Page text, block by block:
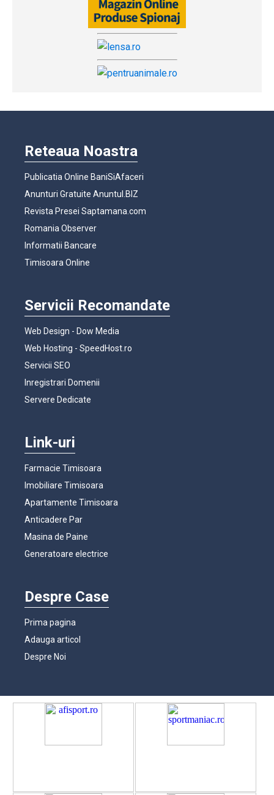
Reteaua Noastra
Publicatia Online BaniSiAfaceri
Anunturi Gratuite Anuntul.BIZ
Revista Presei Saptamana.com
Romania Observer
Informatii Bancare
Timisoara Online
Servicii Recomandate
Web Design - Dow Media
Web Hosting - SpeedHost.ro
Servicii SEO
Inregistrari Domenii
Servere Dedicate
Link-uri
Farmacie Timisoara
Imobiliare Timisoara
Apartamente Timisoara
Anticadere Par
Masina de Paine
Generatoare electrice
Despre Case
Prima pagina
Adauga articol
Despre Noi